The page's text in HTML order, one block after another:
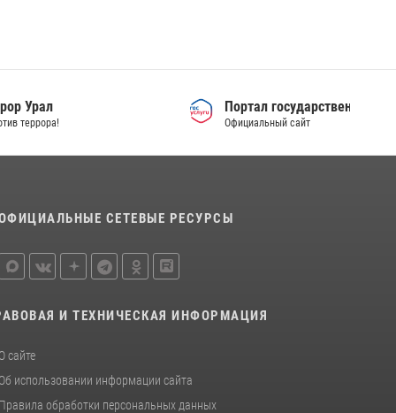
Антитеррор Урал
Вместе против террора!
СЕТЕВЫЕ РЕСУРСЫ
И ТЕХНИЧЕСКАЯ ИНФОРМАЦИЯ
О сайте
Об использовании информации сайта
Правила обработки персональных данных